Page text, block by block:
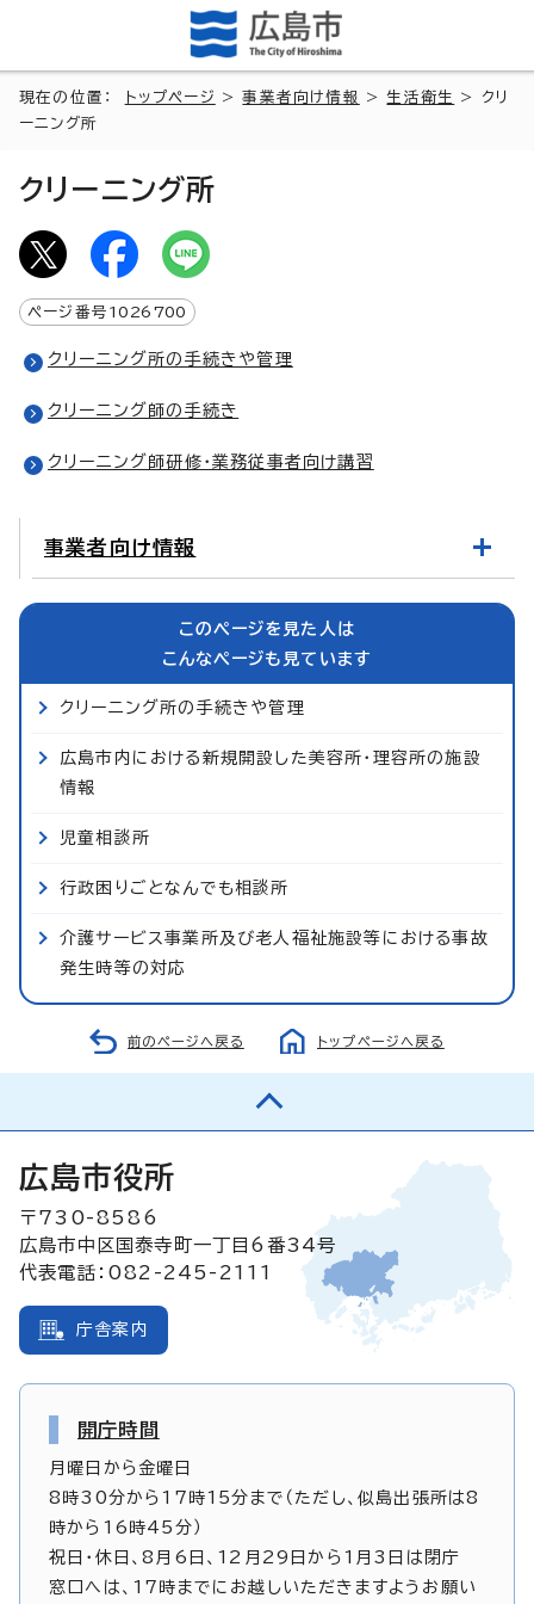
現在の位置： トップページ >事業者向け情報 >生活衛生
> クリ
ーニング所
クリーニング所
ページ番号 1026700
クリーニング所の手続きや管理
クリーニング師の手続き
クリーニング師研修・業務従事者向け講習
事業者向け情報
このページを見た人は
こんなページも見ています
クリーニング所の手続きや管理
広島市内における新規開設した美容所・理容所の施設
情報
児童相談所
行政困りごとなんでも相談所
介護サービス事業所及び老人福祉施設等における事故
発生時等の対応
前のページへ戻る トップページへ戻る
広島市役所
〒730-8586
広島市中区国泰寺町一丁目6番34号
代表電話：082-245-2111
庁舎案内
開庁時間
月曜日から金曜日
8時30分から17時15分まで（ただし、似島出張所は8
時から16時45分）
祝日・休日、8月6日、12月29日から1月3日は閉庁
窓口へは、17時までにお越しいただきますようお願い